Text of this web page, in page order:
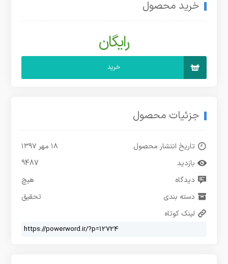
خرید محصول
رایگان
خرید
جزئیات محصول
تاریخ انتشار محصول
۱۸ مهر ۱۳۹۷
بازدید
9487
دیدگاه
هیچ
دسته بندی
تحقیق
لینک کوتاه